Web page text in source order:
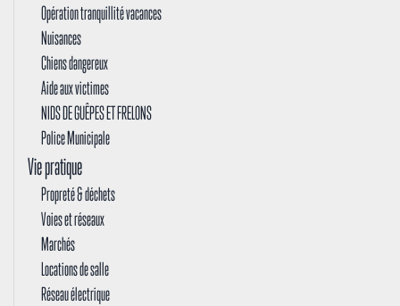
Opération tranquillité vacances
Nuisances
Chiens dangereux
Aide aux victimes
NIDS DE GUÊPES ET FRELONS
Police Municipale
Vie pratique
Propreté & déchets
Voies et réseaux
Marchés
Locations de salle
Réseau électrique